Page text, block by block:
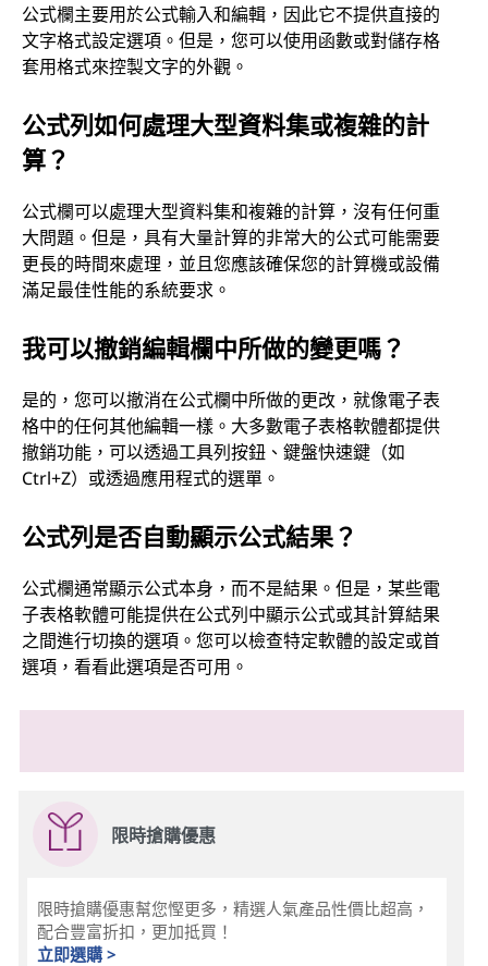
公式欄主要用於公式輸入和編輯，因此它不提供直接的
文字格式設定選項。但是，您可以使用函數或對儲存格
套用格式來控製文字的外觀。
公式列如何處理大型資料集或複雜的計
算？
公式欄可以處理大型資料集和複雜的計算，沒有任何重
大問題。但是，具有大量計算的非常大的公式可能需要
更長的時間來處理，並且您應該確保您的計算機或設備
滿足最佳性能的系統要求。
我可以撤銷編輯欄中所做的變更嗎？
是的，您可以撤消在公式欄中所做的更改，就像電子表
格中的任何其他編輯一樣。大多數電子表格軟體都提供
撤銷功能，可以透過工具列按鈕、鍵盤快速鍵（如
Ctrl+Z）或透過應用程式的選單。
公式列是否自動顯示公式結果？
公式欄通常顯示公式本身，而不是結果。但是，某些電
子表格軟體可能提供在公式列中顯示公式或其計算結果
之間進行切換的選項。您可以檢查特定軟體的設定或首
選項，看看此選項是否可用。
限時搶購優惠
限時搶購優惠幫您慳更多，精選人氣產品性價比超高，
配合豐富折扣，更加抵買！
立即選購 >